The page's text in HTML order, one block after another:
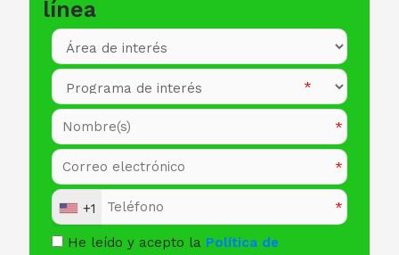
línea
+1
He leído y acepto la Política de